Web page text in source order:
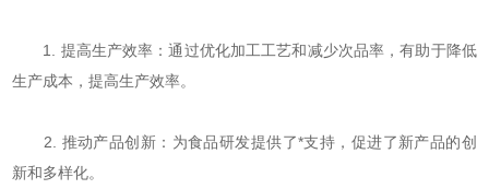
1. 提高生产效率：通过优化加工工艺和减少次品率，有助于降低
生产成本，提高生产效率。
2. 推动产品创新：为食品研发提供了*支持，促进了新产品的创
新和多样化。